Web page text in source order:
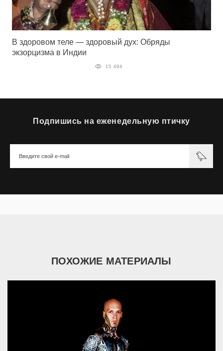
В здоровом теле — здоровый дух: Обряды
экзорцизма в Индии
15 494
Подпишись на еженедельную птичку
ПОХОЖИЕ МАТЕРИАЛЫ